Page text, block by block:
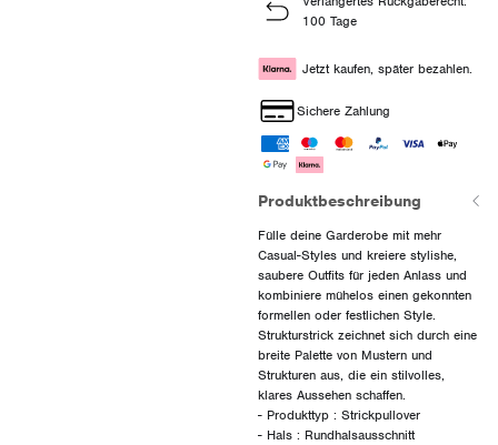
100 Tage
Jetzt kaufen, später bezahlen.
Sichere Zahlung
Produktbeschreibung
Fülle deine Garderobe mit mehr
Casual-Styles und kreiere stylishe,
saubere Outfits für jeden Anlass und
kombiniere mühelos einen gekonnten
formellen oder festlichen Style.
Strukturstrick zeichnet sich durch eine
breite Palette von Mustern und
Strukturen aus, die ein stilvolles,
klares Aussehen schaffen.
- Produkttyp : Strickpullover
- Hals : Rundhalsausschnitt